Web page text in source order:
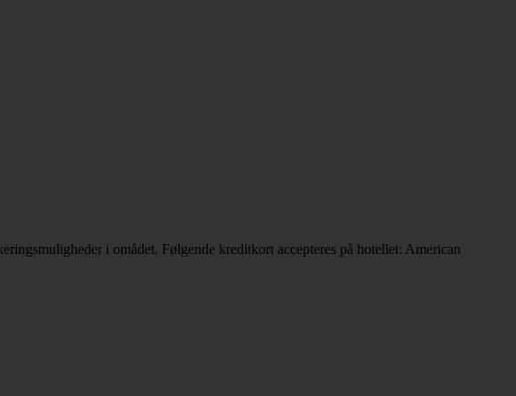
i omådet. Følgende kreditkort accepteres på hotellet: American